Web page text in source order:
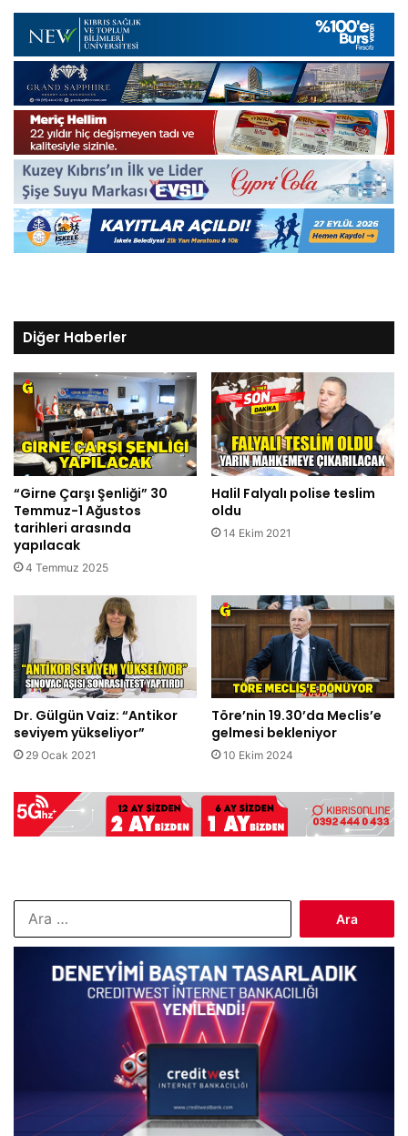
Diğer Haberler
“Girne Çarşı Şenliği” 30
Temmuz-1 Ağustos
tarihleri arasında
yapılacak
4 Temmuz 2025
Halil Falyalı polise teslim
oldu
14 Ekim 2021
Dr. Gülgün Vaiz: “Antikor
seviyem yükseliyor”
29 Ocak 2021
Töre’nin 19.30’da Meclis’e
gelmesi bekleniyor
10 Ekim 2024